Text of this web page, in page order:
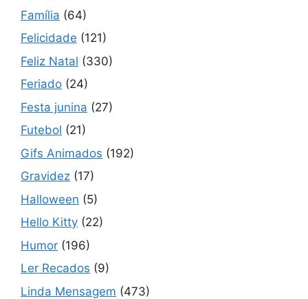
Família (64)
Felicidade (121)
Feliz Natal (330)
Feriado (24)
Festa junina (27)
Futebol (21)
Gifs Animados (192)
Gravidez (17)
Halloween (5)
Hello Kitty (22)
Humor (196)
Ler Recados (9)
Linda Mensagem (473)